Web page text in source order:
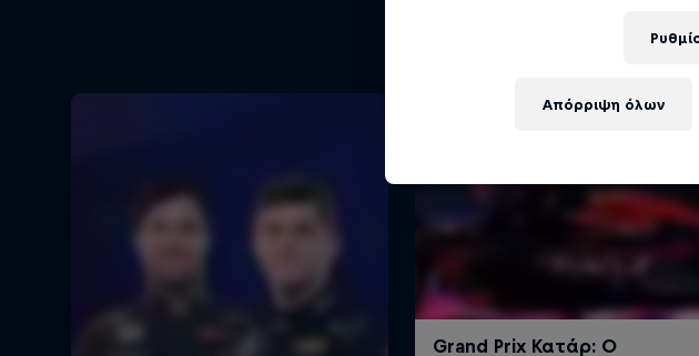
Απόρριψη όλων